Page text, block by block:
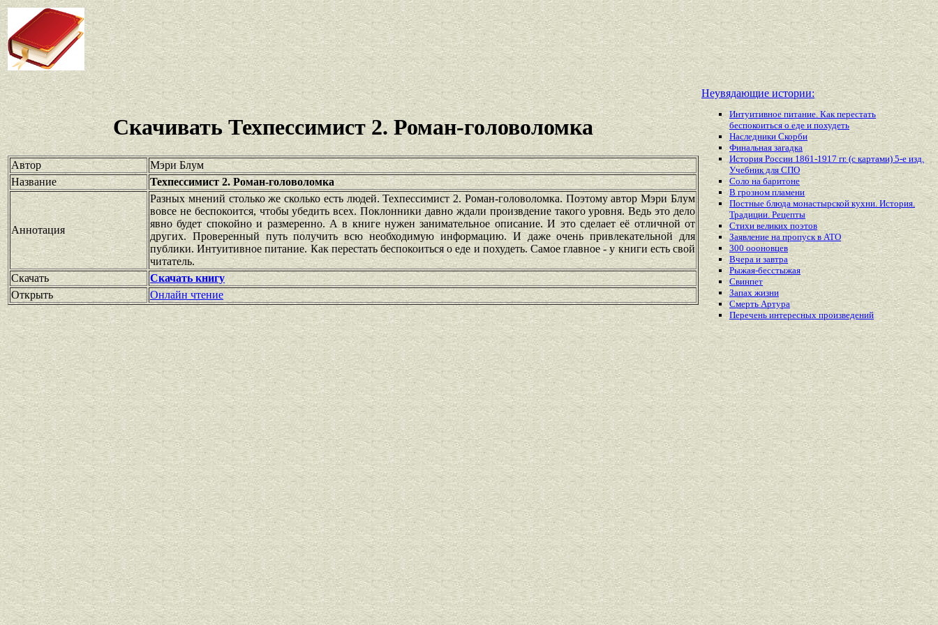
Скачивать Техпессимист 2. Роман-головоломка
Автор
Мэри Блум
Название
Техпессимист 2. Роман-головоломка
Аннотация
Разных мнений столько же сколько есть людей. Техпессимист 2. Роман-головоломка. Поэтому автор Мэри Блум
вовсе не беспокоится, чтобы убедить всех. Поклонники давно ждали произвдение такого уровня. Ведь это дело
явно будет спокойно и размеренно. А в книге нужен занимательное описание. И это сделает её отличной от
других. Проверенный путь получить всю необходимую информацию. И даже очень привлекательной для
публики. Интуитивное питание. Как перестать беспокоиться о еде и похудеть. Самое главное - у книги есть свой
читатель.
Скачать
Скачать книгу
Открыть
Онлайн чтение
Неувядающие истории:
Интуитивное питание. Как перестать
беспокоиться о еде и похудеть
Наследники Скорби
Финальная загадка
История России 1861-1917 гг. (с картами) 5-е изд.
Учебник для СПО
Соло на баритоне
В грозном пламени
Постные блюда монастырской кухни. История.
Традиции. Рецепты
Стихи великих поэтов
Заявление на пропуск в АТО
300 оооновцев
Вчера и завтра
Рыжая-бесстыжая
Свинпет
Запах жизни
Смерть Артура
Переченьинтересныхпроизведений